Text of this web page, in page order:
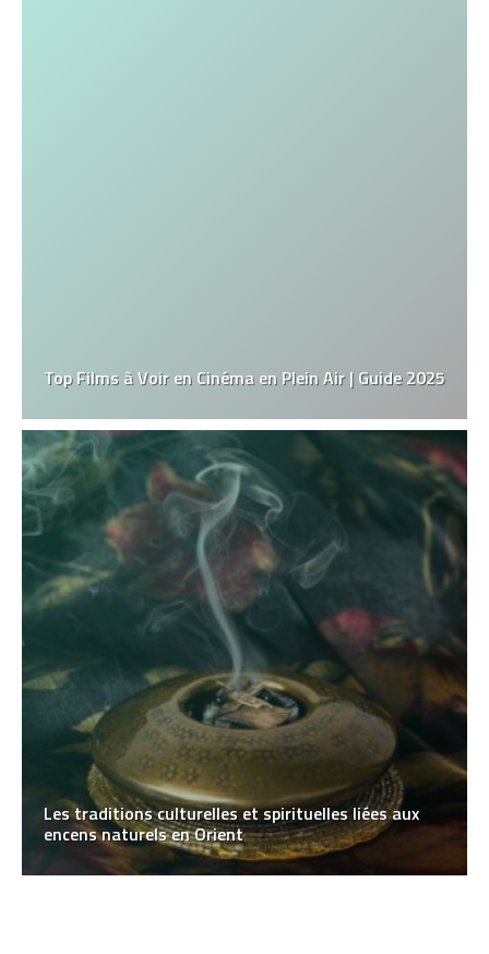
Top Films à Voir en Cinéma en Plein Air | Guide 2025
Les traditions culturelles et spirituelles liées aux
encens naturels en Orient